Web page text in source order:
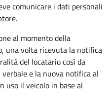
comunicare i dati personali
al momento della
una volta ricevuta la notifica
del locatario così da
e la nuova notifica al
uso il veicolo in base al